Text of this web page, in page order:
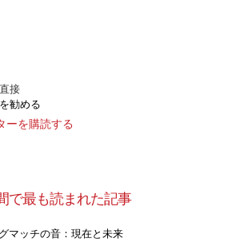
接
勧める
ーを購読する
で最も読まれた記事
マッチの音：現在と未来